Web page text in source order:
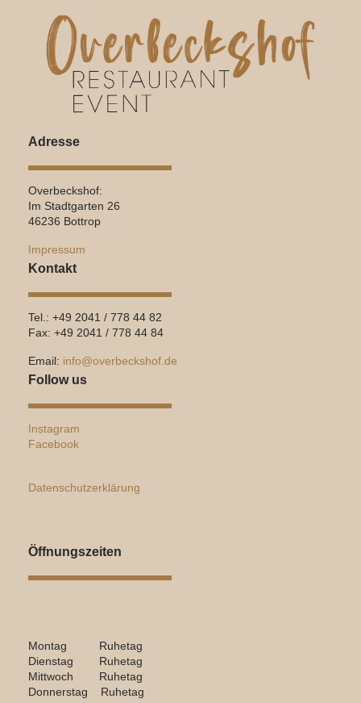
Adresse
Overbeckshof:
Im Stadtgarten 26
46236 Bottrop
Impressum
Kontakt
Tel.: +49 2041 / 778 44 82
Fax: +49 2041 / 778 44 84
Email: info@overbeckshof.de
Follow us
Instagram
Facebook
Datenschutzerklärung
Öffnungszeiten
Montag Ruhetag
Dienstag Ruhetag
Mittwoch Ruhetag
Donnerstag Ruhetag